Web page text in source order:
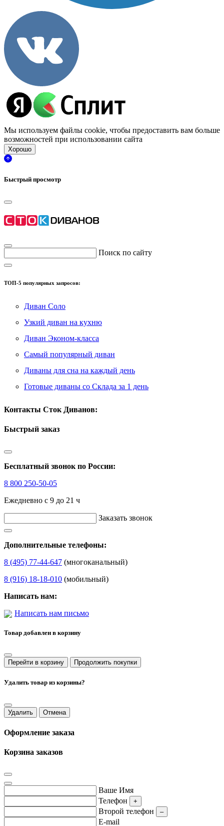
Мы используем файлы cookie, чтобы предоставить вам больше
возможностей при использовании сайта
Хорошо
Быстрый просмотр
Поиск по сайту
ТОП-5 популярных запросов:
Диван Соло
Узкий диван на кухню
Диван Эконом-класса
Самый популярный диван
Диваны для сна на каждый день
Готовые диваны со Склада за 1 день
Контакты Сток Диванов:
Быстрый заказ
Бесплатный звонок по России:
8 800 250-50-05
Ежедневно с 9 до 21 ч
Заказать звонок
Дополнительные телефоны:
8 (495) 77-44-647 (многоканальный)
8 (916) 18-18-010 (мобильный)
Написать нам:
Написать нам письмо
Товар добавлен в корзину
Перейти в корзину Продолжить покупки
Удалить товар из корзины?
Удалить Отмена
Оформление заказа
Корзина заказов
Ваше Имя
Телефон
+
Второй телефон –
E-mail